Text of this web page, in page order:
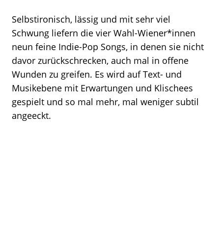
Selbstironisch, lässig und mit sehr viel
Schwung liefern die vier Wahl-Wiener*innen
neun feine Indie-Pop Songs, in denen sie nicht
davor zurückschrecken, auch mal in offene
Wunden zu greifen. Es wird auf Text- und
Musikebene mit Erwartungen und Klischees
gespielt und so mal mehr, mal weniger subtil
angeeckt.